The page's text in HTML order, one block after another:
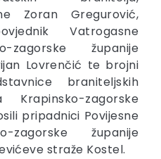
Zoran Gregurović,
Vatrogasne
zagorske županije
Lovrenčić te brojni
braniteljskih
zagorske
pripadnici Povijesne
zagorske županije
straže Kostel.